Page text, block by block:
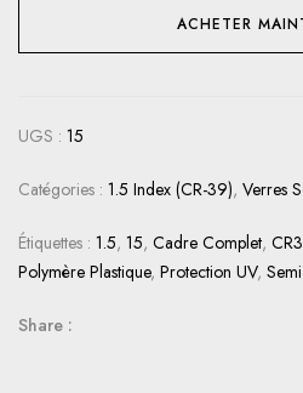
ACHETER
UGS : 15
Catégories : 1.5 Index (CR-39), Verres
Étiquettes : 1.5, 15, Cadre Complet,
Polymère Plastique, Protection UV,
Share :